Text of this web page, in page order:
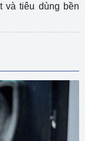
và tiêu dùng bền